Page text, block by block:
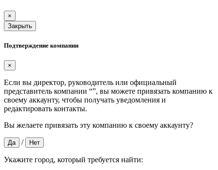
×
Закрыть
Подтверждение компании
×
Если вы директор, руководитель или официальный
представитель компании “”, вы можете привязать компанию к
своему аккаунту, чтобы получать уведомления и
редактировать контакты.
Вы желаете привязать эту компанию к своему аккаунту?
Да / Нет
Укажите город, который требуется найти: